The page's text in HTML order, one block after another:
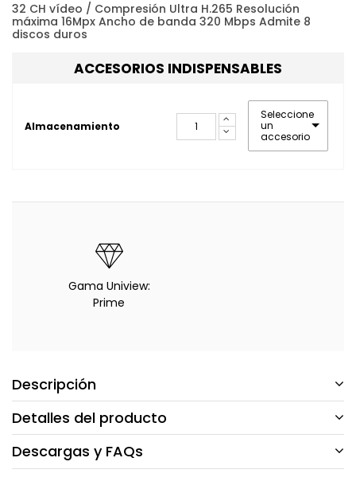
32 CH vídeo / Compresión Ultra H.265 Resolución
máxima 16Mpx Ancho de banda 320 Mbps Admite 8
discos duros
ACCESORIOS INDISPENSABLES
Almacenamiento
Seleccione
un
accesorio
Gama Uniview:
Prime
Descripción
Detalles del producto
Descargas y FAQs